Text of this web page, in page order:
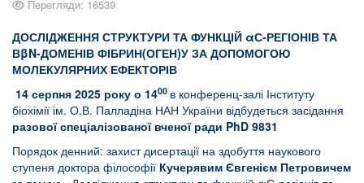
Перегляди: 16539
ДОСЛІДЖЕННЯ СТРУКТУРИ ТА ФУНКЦІЙ αС-РЕГІОНІВ ТА
ВβN-ДОМЕНІВ ФІБРИН(ОГЕН)У ЗА ДОПОМОГОЮ
МОЛЕКУЛЯРНИХ ЕФЕКТОРІВ
14 серпня 2025 року о 1400 в конференц-залі Інституту
біохімії ім. О.В. Палладіна НАН України відбудеться засідання
разової спеціалізованої вченої ради PhD 9831
Порядок денний: захист дисертації на здобуття наукового
ступеня доктора філософії Кучерявим Євгенієм Петровичем